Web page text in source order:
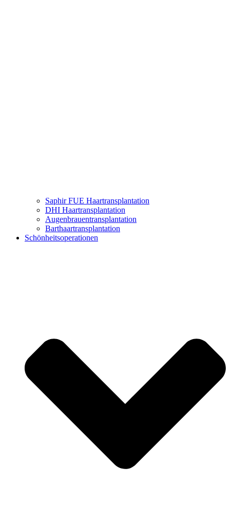
Saphir FUE Haartransplantation
DHI Haartransplantation
Augenbrauentransplantation
Barthaartransplantation
Schönheitsoperationen